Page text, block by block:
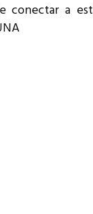
conectar a